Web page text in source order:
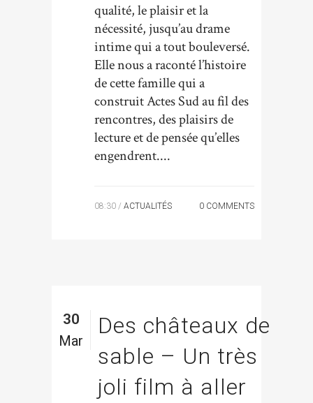
qualité, le plaisir et la
nécessité, jusqu’au drame
intime qui a tout bouleversé.
Elle nous a raconté l’histoire
de cette famille qui a
construit Actes Sud au fil des
rencontres, des plaisirs de
lecture et de pensée qu’elles
engendrent....
08:30 / ACTUALITÉS 0 COMMENTS
30
Mar
Des châteaux de
sable – Un très
joli film à aller